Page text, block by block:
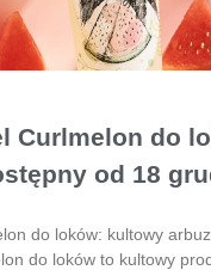
Curlmelon do
od 18
do loków: kultowy
do loków to kultowy